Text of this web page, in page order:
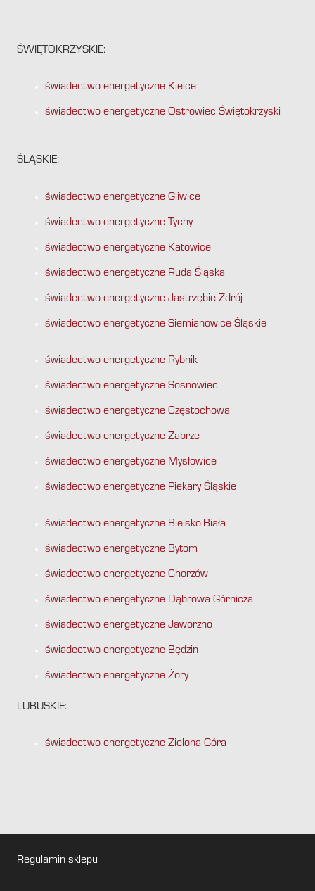
ŚWIĘTOKRZYSKIE:
świadectwo energetyczne Kielce
świadectwo energetyczne Ostrowiec Świętokrzyski
ŚLĄSKIE:
świadectwo energetyczne Gliwice
świadectwo energetyczne Tychy
świadectwo energetyczne Katowice
świadectwo energetyczne Ruda Śląska
świadectwo energetyczne Jastrzębie Zdrój
świadectwo energetyczne Siemianowice Śląskie
świadectwo energetyczne Rybnik
świadectwo energetyczne Sosnowiec
świadectwo energetyczne Częstochowa
świadectwo energetyczne Zabrze
świadectwo energetyczne Mysłowice
świadectwo energetyczne Piekary Śląskie
świadectwo energetyczne Bielsko-Biała
świadectwo energetyczne Bytom
świadectwo energetyczne Chorzów
świadectwo energetyczne Dąbrowa Górnicza
świadectwo energetyczne Jaworzno
świadectwo energetyczne Będzin
świadectwo energetyczne Żory
LUBUSKIE:
świadectwo energetyczne Zielona Góra
Regulamin sklepu